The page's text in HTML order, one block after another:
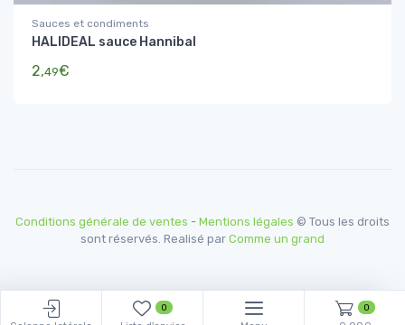
Sauces et condiments
HALIDEAL sauce Hannibal
2,49€
Conditions générale de ventes - Mentions légales © Tous les droits
sont réservés. Realisé par Comme un grand
0 0